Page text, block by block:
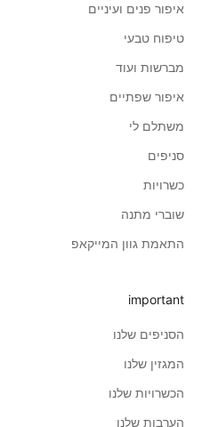
איפור פנים ועיניים
טיפוח טבעי
מברשות ועוד
איפור שפתיים
משתלם לי
סניפים
כשרויות
שוברי מתנה
התאמת גוון המייקאפ
important
הסניפים שלנו
המגזין שלנו
הכשרויות שלנו
הערבות שלנו